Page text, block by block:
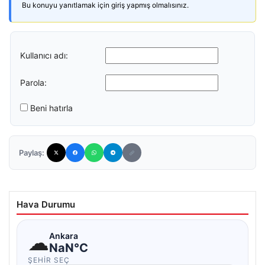
Bu konuyu yanıtlamak için giriş yapmış olmalısınız.
Kullanıcı adı:
Parola:
Beni hatırla
Paylaş:
Hava Durumu
☁Ankara
NaN°C
ŞEHIR SEÇ